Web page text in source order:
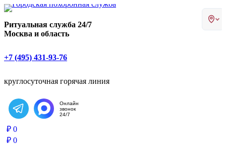
Ритуальная служба 24/7
Москва и область
+7 (495) 431-93-76
круглосуточная горячая линия
Написать в Telegram
Онлайн
звонок
24/7
₽ 0
₽ 0